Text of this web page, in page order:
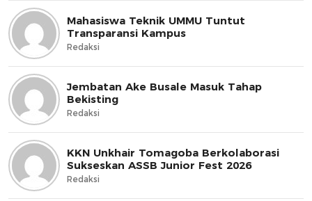
Mahasiswa Teknik UMMU Tuntut
Transparansi Kampus
Redaksi
Jembatan Ake Busale Masuk Tahap
Bekisting
Redaksi
KKN Unkhair Tomagoba Berkolaborasi
Sukseskan ASSB Junior Fest 2026
Redaksi